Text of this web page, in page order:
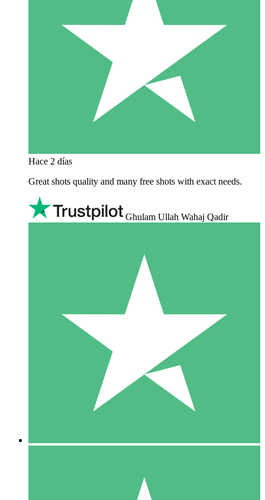
Hace 2 días
Great shots quality and many free shots with exact needs.
Ghulam Ullah Wahaj Qadir